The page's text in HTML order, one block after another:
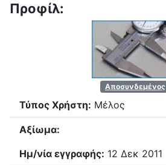
Προφίλ:
Αποσυνδεμένος
Τύπος Χρήστη: Μέλος
Αξίωμα:
Ημ/νία εγγραφής: 12 Δεκ 2011